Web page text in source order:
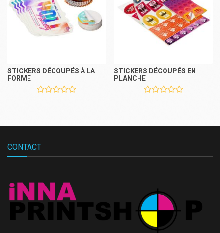
STICKERS DÉCOUPÉS À LA
FORME
STICKERS DÉCOUPÉS EN
PLANCHE
CONTACT